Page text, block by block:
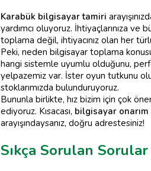
Karabük bilgisayar tamiri
yardımcı oluyoruz. İhtiyaçlarınıza
toplama değil, ihtiyacınız olan her
Peki, neden bilgisayar toplama
hangi sistemle uyumlu olduğunu,
yelpazemiz var. İster oyun tutkunu
stoklarımızda bulunduruyoruz.
Bununla birlikte, hız bizim için çok
ediyoruz. Kısacası, bilgisayar onarım
arayışındaysanız, doğru adrestesiniz!
Sıkça Sorulan Sorular